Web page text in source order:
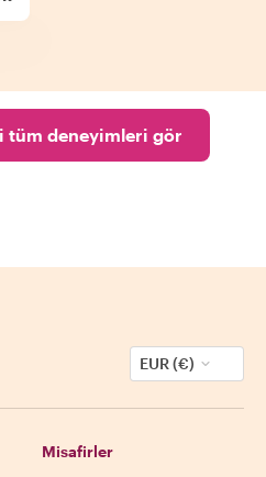
tüm deneyimleri gör
EUR (€)
Misafirler